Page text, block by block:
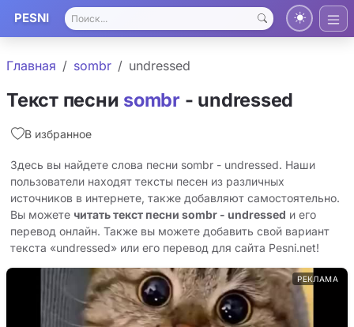
PESNI
Главная sombr undressed
Текст песни sombr - undressed
В избранное
Здесь вы найдете слова песни sombr - undressed. Наши
пользователи находят тексты песен из различных
источников в интернете, также добавляют самостоятельно.
Вы можете читать текст песни sombr - undressed и его
перевод онлайн. Также вы можете добавить свой вариант
текста «undressed» или его перевод для сайта Pesni.net!
РЕКЛАМА